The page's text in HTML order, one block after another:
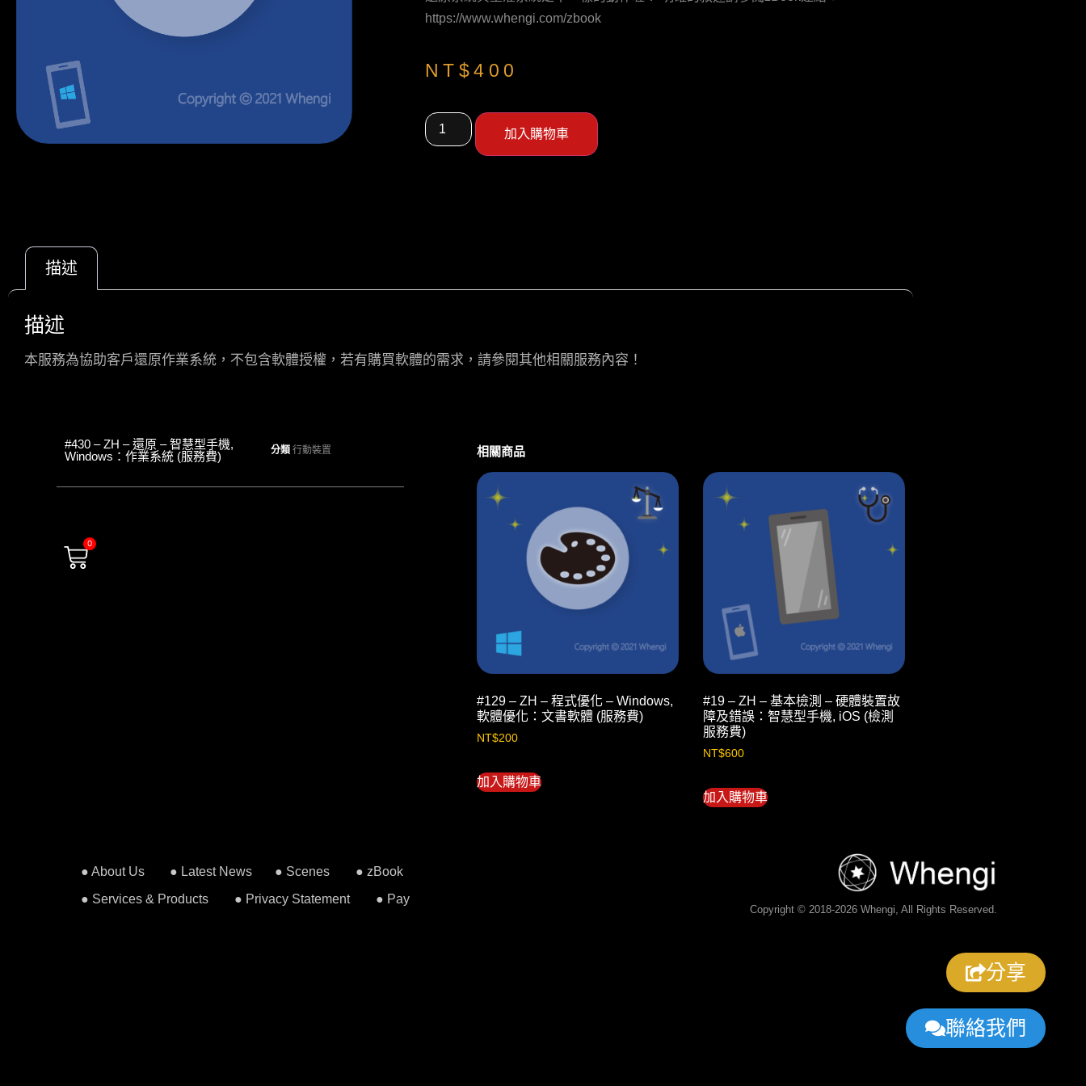
https://www.whengi.com/zbook
NT$400
加入購物車
描述
描述
本服務為協助客戶還原作業系統，不包含軟體授權，若有購買軟體的需求，請參閱其他相關服務內容！
#430 – ZH – 還原 – 智慧型手機,
Windows：作業系統 (服務費)
分類 行動裝置
0
相關商品
#129 – ZH – 程式優化 – Windows,
軟體優化：文書軟體 (服務費)
NT$200
加入購物車
#19 – ZH – 基本檢測 – 硬體裝置故
障及錯誤：智慧型手機, iOS (檢測
服務費)
NT$600
加入購物車
● About Us ● Latest News ● Scenes
● zBook
● Services & Products
● Privacy Statement ● Pay
Copyright © 2018-2026 Whengi, All Rights Reserved.
分享
聯絡我們